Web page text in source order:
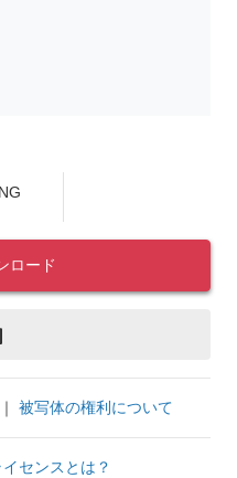
ロード
｜ 被写体の権利について
センスとは？